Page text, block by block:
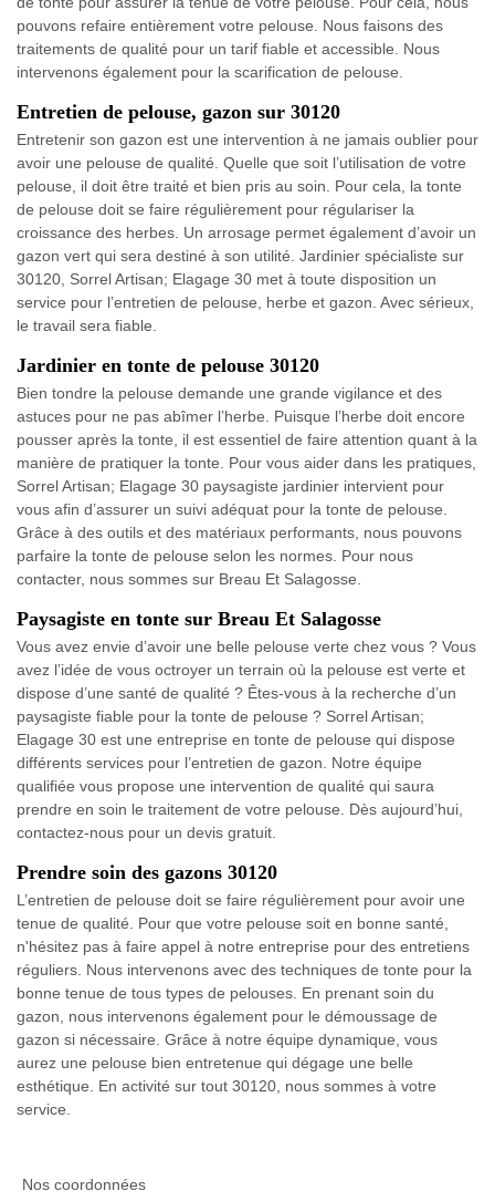
pouvons refaire entièrement votre pelouse. Nous faisons des
traitements de qualité pour un tarif fiable et accessible. Nous
intervenons également pour la scarification de pelouse.
Entretien de pelouse, gazon sur 30120
Entretenir son gazon est une intervention à ne jamais oublier pour
avoir une pelouse de qualité. Quelle que soit l’utilisation de votre
pelouse, il doit être traité et bien pris au soin. Pour cela, la tonte
de pelouse doit se faire régulièrement pour régulariser la
croissance des herbes. Un arrosage permet également d’avoir un
gazon vert qui sera destiné à son utilité. Jardinier spécialiste sur
30120, Sorrel Artisan; Elagage 30 met à toute disposition un
service pour l’entretien de pelouse, herbe et gazon. Avec sérieux,
le travail sera fiable.
Jardinier en tonte de pelouse 30120
Bien tondre la pelouse demande une grande vigilance et des
astuces pour ne pas abîmer l’herbe. Puisque l’herbe doit encore
pousser après la tonte, il est essentiel de faire attention quant à la
manière de pratiquer la tonte. Pour vous aider dans les pratiques,
Sorrel Artisan; Elagage 30 paysagiste jardinier intervient pour
vous afin d’assurer un suivi adéquat pour la tonte de pelouse.
Grâce à des outils et des matériaux performants, nous pouvons
parfaire la tonte de pelouse selon les normes. Pour nous
contacter, nous sommes sur Breau Et Salagosse.
Paysagiste en tonte sur Breau Et Salagosse
Vous avez envie d’avoir une belle pelouse verte chez vous ? Vous
avez l’idée de vous octroyer un terrain où la pelouse est verte et
dispose d’une santé de qualité ? Êtes-vous à la recherche d’un
paysagiste fiable pour la tonte de pelouse ? Sorrel Artisan;
Elagage 30 est une entreprise en tonte de pelouse qui dispose
différents services pour l’entretien de gazon. Notre équipe
qualifiée vous propose une intervention de qualité qui saura
prendre en soin le traitement de votre pelouse. Dès aujourd’hui,
contactez-nous pour un devis gratuit.
Prendre soin des gazons 30120
L’entretien de pelouse doit se faire régulièrement pour avoir une
tenue de qualité. Pour que votre pelouse soit en bonne santé,
n'hésitez pas à faire appel à notre entreprise pour des entretiens
réguliers. Nous intervenons avec des techniques de tonte pour la
bonne tenue de tous types de pelouses. En prenant soin du
gazon, nous intervenons également pour le démoussage de
gazon si nécessaire. Grâce à notre équipe dynamique, vous
aurez une pelouse bien entretenue qui dégage une belle
esthétique. En activité sur tout 30120, nous sommes à votre
service.
Nos coordonnées